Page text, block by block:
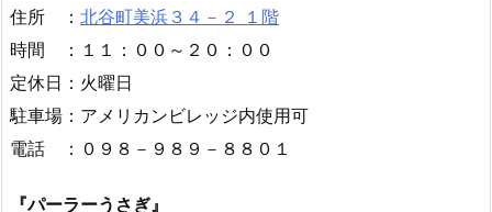
住所 ： 北谷町美浜３４－２ １階
時間 ：１１：００～２０：００
定休日：火曜日
駐車場：アメリカンビレッジ内使用可
電話 ：０９８－９８９－８８０１
『パーラーうさぎ』